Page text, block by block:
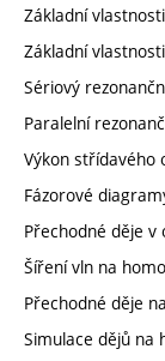
Základní
Základní
Sériový
Paralelní
Výkon střídavého
Fázorové
Přechodné děje v
Šíření vln na
Přechodné děje
Simulace dějů na